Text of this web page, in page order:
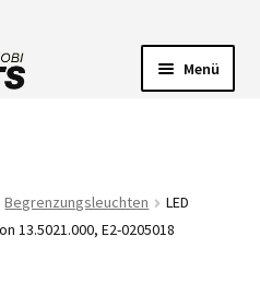
Menü
Begrenzungsleuchten
LED
13.5021.000, E2-0205018